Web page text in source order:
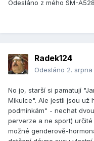
Odesláno z mého SM-
Radek124
Odesláno 2.
No jo, starší si pamatují
Mikulce". Ale jestli jsou už
podmínkám" - nechat
perverze a ne sport)
možné genderově-